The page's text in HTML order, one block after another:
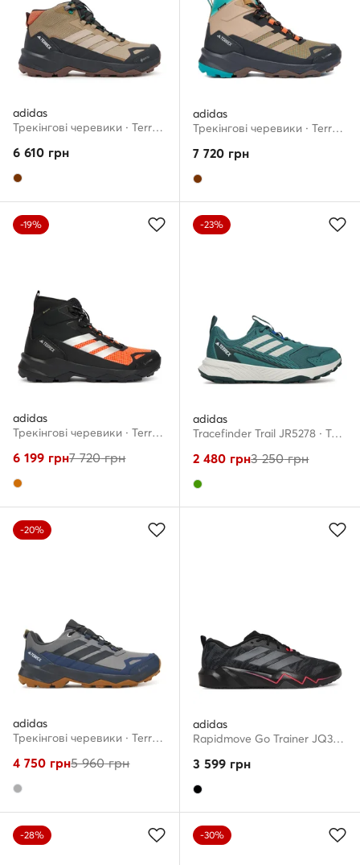
adidas
Трекінгові черевики · Terrex Skychaser AX5 Mid GORE-TEX JH7804 · Коричневий
6 610 грн
adidas
Трекінгові черевики · Terrex Skychaser AX5 Mid GORE-TEX CLIMAWARM+ JH7805 · Коричневий
7 720 грн
-19%
adidas
Трекінгові черевики · Terrex Skychaser AX5 Mid GORE-TEX CLIMAWARM+ Hiking JS3002 · Оранжевий
6 199 грн7 720грн
-23%
adidas
Tracefinder Trail JR5278 · Трекінгові черевики
2 480 грн3 250грн
-20%
adidas
Трекінгові черевики · Terrex Skychaser AX5 GORE-TEX JQ2211 · Сірий
4 750 грн5 960грн
adidas
Rapidmove Go Trainer JQ3952 · Взуття для тренажерного залу
3 599 грн
-28% -30%